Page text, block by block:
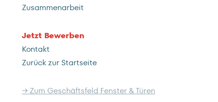
Zusammenarbeit
Jetzt Bewerben
Kontakt
Zurück zur Startseite
→ Zum Geschäftsfeld Fenster & Türen